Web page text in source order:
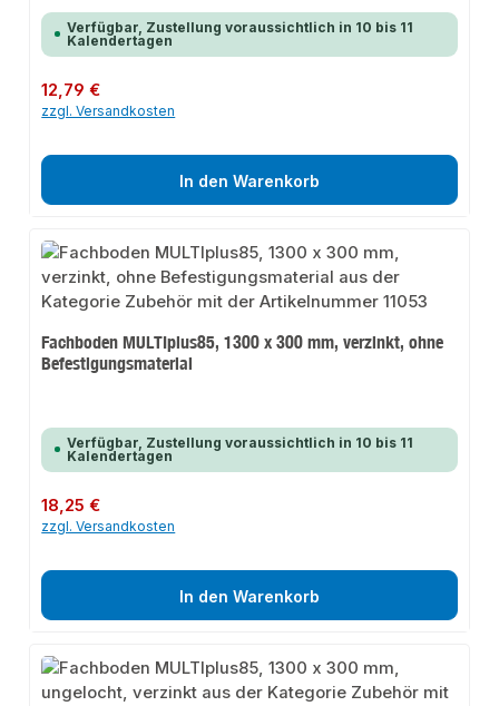
Verfügbar, Zustellung voraussichtlich in 10 bis 11
Kalendertagen
Regulärer Preis:
12,79 €
zzgl. Versandkosten
In den Warenkorb
Fachboden MULTIplus85, 1300 x 300 mm, verzinkt, ohne
Befestigungsmaterial
Verfügbar, Zustellung voraussichtlich in 10 bis 11
Kalendertagen
Regulärer Preis:
18,25 €
zzgl. Versandkosten
In den Warenkorb